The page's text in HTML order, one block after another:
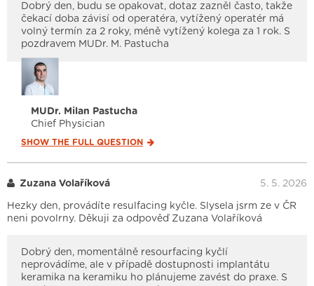
Dobrý den, budu se opakovat, dotaz zazněl často, takže
čekací doba závisí od operatéra, vytížený operatér má
volný termín za 2 roky, méně vytížený kolega za 1 rok. S
pozdravem MUDr. M. Pastucha
MUDr. Milan Pastucha
Chief Physician
SHOW THE FULL QUESTION
Zuzana Volaříková 5. 5. 2026
Hezky den, provádíte resulfacing kyčle. Slysela jsrm ze v ČR
neni povolrny. Děkuji za odpověď Zuzana Volaříková
Dobrý den, momentálně resourfacing kyčlí
neprovádíme, ale v případě dostupnosti implantátu
keramika na keramiku ho plánujeme zavést do praxe. S